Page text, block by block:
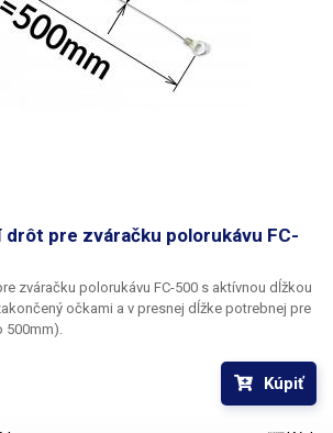
pre zváračku polorukávu FC-
zváračku polorukávu FC-500 s aktívnou dĺžkou
očkami a v presnej dĺžke potrebnej pre
500mm).
Kúpiť